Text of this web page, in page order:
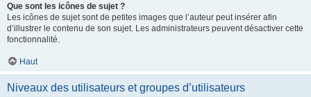
Que sont les icônes de sujet ?
Les icônes de sujet sont de petites images que l’auteur peut insérer afin
d’illustrer le contenu de son sujet. Les administrateurs peuvent désactiver cette
fonctionnalité.
Haut
Niveaux des utilisateurs et groupes d’utilisateurs